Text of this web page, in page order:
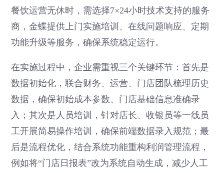
餐饮运营无休时，需选择7×24小时技术支持的服务
商，金蝶提供上门实施培训、在线问题响应、定期
功能升级等服务，确保系统稳定运行。
在实施过程中，企业需重视三个关键环节：首先是
数据初始化，联合财务、运营、门店团队梳理历史
数据，确保初始成本参数、门店基础信息准确录
入；其次是人员培训，针对店长、收银员等一线员
工开展简易操作培训，确保前端数据录入规范；最
后是流程优化，结合系统功能重构利润管理流程，
例如将“门店日报表”改为系统自动生成，减少人工